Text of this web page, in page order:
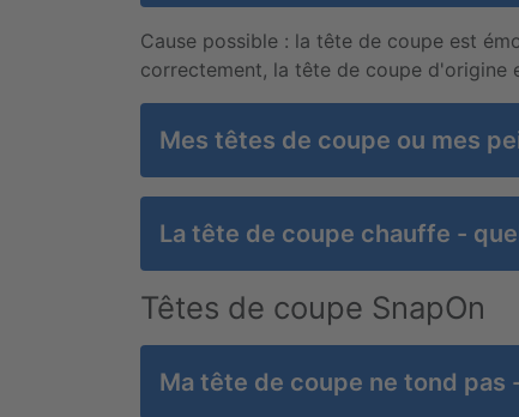
Cause possible : la tête de coupe est
correctement, la tête de coupe d'origine
Mes têtes de coupe ou mes
La tête de coupe chauffe -
Têtes de coupe SnapOn
Ma tête de coupe ne tond pas